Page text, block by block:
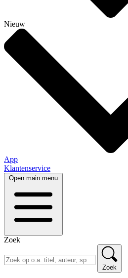
Nieuw
App
Klantenservice
Open main menu
Zoek
Zoek